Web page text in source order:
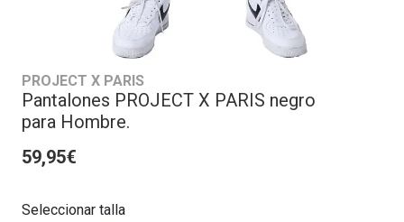
PROJECT X PARIS
Pantalones PROJECT X PARIS negro
para Hombre.
59,95€
Seleccionar talla